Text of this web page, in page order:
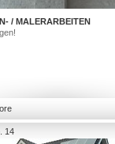
/ MALERARBEITEN
14